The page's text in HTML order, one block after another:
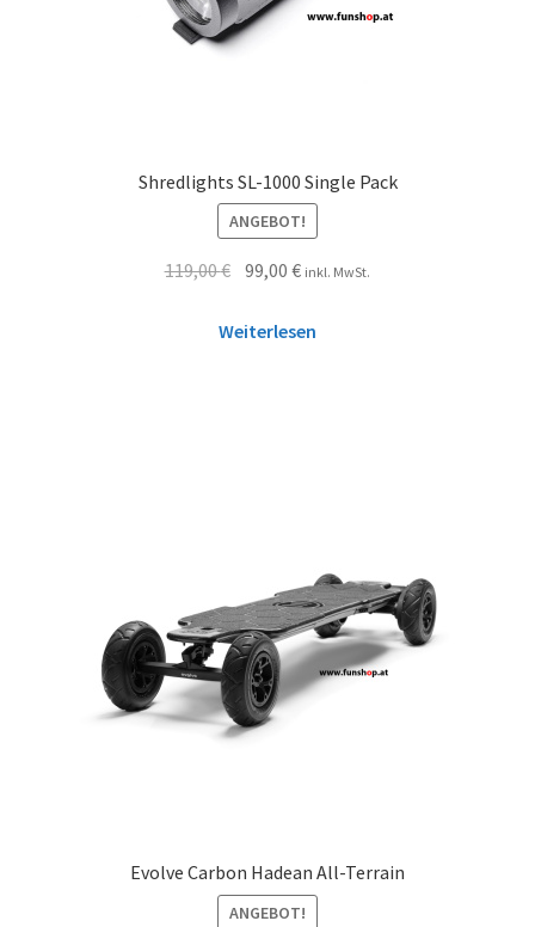
Shredlights SL-1000 Single Pack
ANGEBOT!
119,00€ 99,00€ inkl. MwSt.
Weiterlesen
Evolve Carbon Hadean All-Terrain
ANGEBOT!